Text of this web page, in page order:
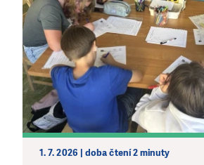
1. 7. 2026 | doba čtení 2 minuty